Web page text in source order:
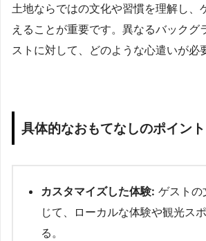
土地ならではの文化や習慣を理解し、
えることが重要です。異なるバックグ
ストに対して、どのような心遣いが必
具体的なおもてなしのポイント
カスタマイズした体験: ゲストの
じて、ローカルな体験や観光ス
る。